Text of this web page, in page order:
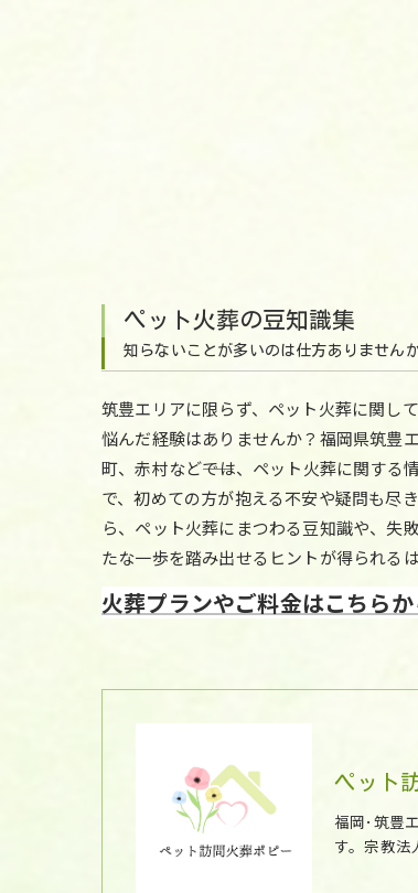
ペット火葬の豆知識集
知らないことが多いのは仕方ありません
筑豊エリアに限らず、ペット火葬に関し
悩んだ経験はありませんか？福岡県筑豊
町、赤村など――では、ペット火葬に関す
で、初めての方が抱える不安や疑問も尽
ら、ペット火葬にまつわる豆知識や、失
たな一歩を踏み出せるヒントが得られるは
火葬プランやご料金はこちらか
ペット
福岡･筑豊
す。宗教法